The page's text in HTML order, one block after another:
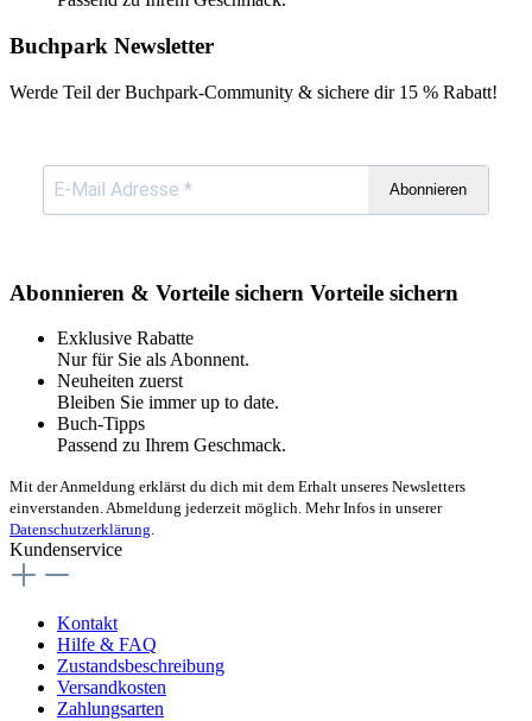
Buchpark Newsletter
Werde Teil der Buchpark-Community & sichere dir 15 % Rabatt!
Abonnieren
Abonnieren & Vorteile sichern Vorteile sichern
Exklusive Rabatte
Nur für Sie als Abonnent.
Neuheiten zuerst
Bleiben Sie immer up to date.
Buch-Tipps
Passend zu Ihrem Geschmack.
Mit der Anmeldung erklärst du dich mit dem Erhalt unseres Newsletters
einverstanden. Abmeldung jederzeit möglich. Mehr Infos in unserer
Datenschutzerklärung.
Kundenservice
Kontakt
Hilfe & FAQ
Zustandsbeschreibung
Versandkosten
Zahlungsarten